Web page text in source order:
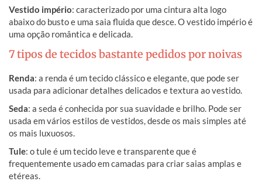
Vestido império: caracterizado por uma cintura alta logo
abaixo do busto e uma saia fluida que desce. O vestido império é
uma opção romântica e delicada.
7 tipos de tecidos bastante pedidos por noivas
Renda: a renda é um tecido clássico e elegante, que pode ser
usada para adicionar detalhes delicados e textura ao vestido.
Seda: a seda é conhecida por sua suavidade e brilho. Pode ser
usada em vários estilos de vestidos, desde os mais simples até
os mais luxuosos.
Tule: o tule é um tecido leve e transparente que é
frequentemente usado em camadas para criar saias amplas e
etéreas.